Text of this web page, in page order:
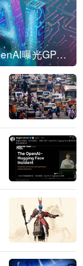
刚刚，OpenAI曝光GPT-6！传10万亿参数，8月强行发布